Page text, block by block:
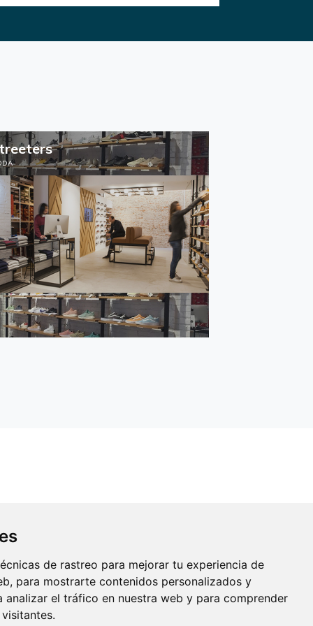
de rastreo para mejorar tu experiencia de
para mostrarte contenidos personalizados y
analizar el tráfico en nuestra web y para comprender